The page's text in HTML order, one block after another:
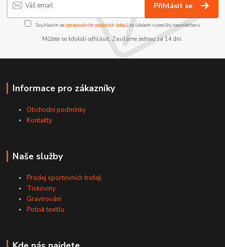
Přihlásit se
Souhlasím se zpracováním osobních údajůza účelem rozesílky newsletteru.
Můžete se kdykoli odhlásit. Zasíláme jednou za 14 dní.
Informace pro zákazníky
Obchodní podmínky
Kontakty
Naše služby
Prodej sportovních trofejí
Tiskoviny
Gravírování
Potisk textilu